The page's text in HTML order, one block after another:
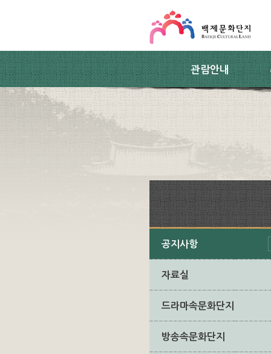
관람안내
공지사항
자료실
드라마속문화단지
방송속문화단지